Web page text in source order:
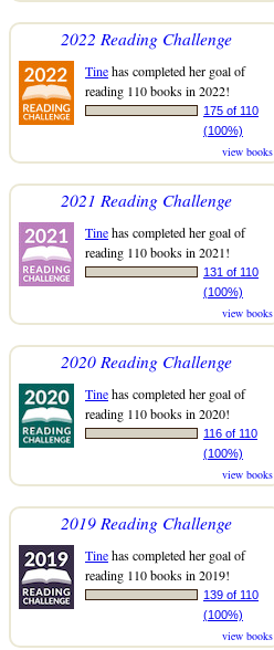
2022 Reading Challenge
Tinehas completed her goal of
reading 110 books in 2022!
175 of 110
(100%)
view books
2021 Reading Challenge
Tinehas completed her goal of
reading 110 books in 2021!
131 of 110
(100%)
view books
2020 Reading Challenge
Tinehas completed her goal of
reading 110 books in 2020!
116 of 110
(100%)
view books
2019 Reading Challenge
Tinehas completed her goal of
reading 110 books in 2019!
139 of 110
(100%)
view books